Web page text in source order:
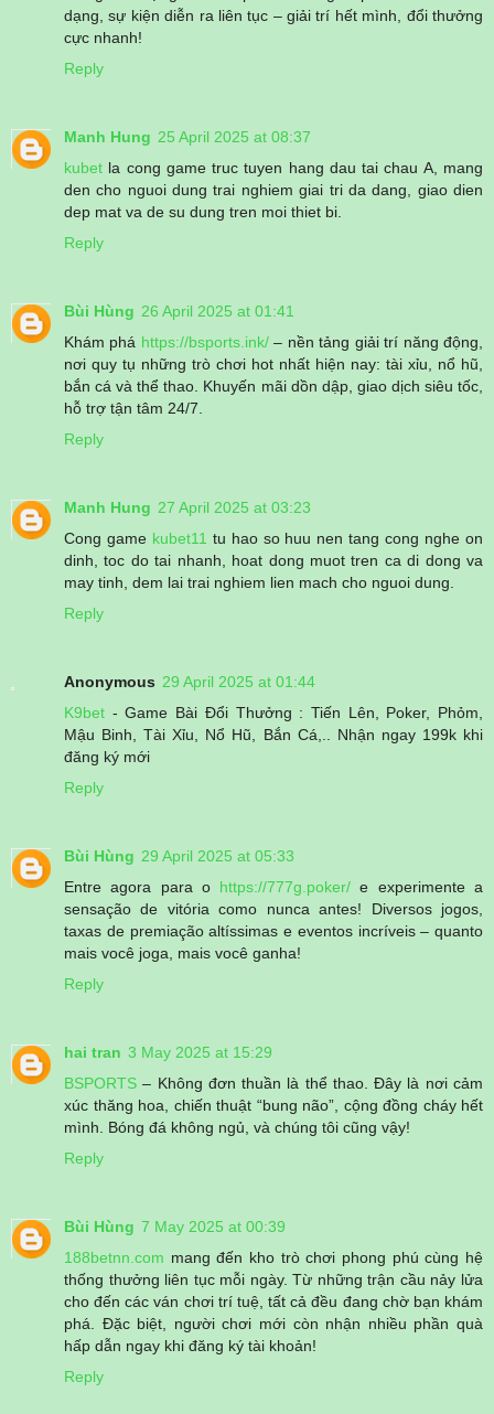
dạng, sự kiện diễn ra liên tục – giải trí hết mình, đổi thưởng
cực nhanh!
Reply
Manh Hung 25 April 2025 at 08:37
kubet la cong game truc tuyen hang dau tai chau A, mang
den cho nguoi dung trai nghiem giai tri da dang, giao dien
dep mat va de su dung tren moi thiet bi.
Reply
Bùi Hùng 26 April 2025 at 01:41
Khám phá https://bsports.ink/– nền tảng giải trí năng động,
nơi quy tụ những trò chơi hot nhất hiện nay: tài xỉu, nổ hũ,
bắn cá và thể thao. Khuyến mãi dồn dập, giao dịch siêu tốc,
hỗ trợ tận tâm 24/7.
Reply
Manh Hung 27 April 2025 at 03:23
Cong game kubet11 tu hao so huu nen tang cong nghe on
dinh, toc do tai nhanh, hoat dong muot tren ca di dong va
may tinh, dem lai trai nghiem lien mach cho nguoi dung.
Reply
Anonymous 29 April 2025 at 01:44
K9bet - Game Bài Đổi Thưởng : Tiến Lên, Poker, Phỏm,
Mậu Binh, Tài Xỉu, Nổ Hũ, Bắn Cá,.. Nhận ngay 199k khi
đăng ký mới
Reply
Bùi Hùng 29 April 2025 at 05:33
Entre agora para o https://777g.poker/ e experimente a
sensação de vitória como nunca antes! Diversos jogos,
taxas de premiação altíssimas e eventos incríveis – quanto
mais você joga, mais você ganha!
Reply
hai tran 3 May 2025 at 15:29
BSPORTS – Không đơn thuần là thể thao. Đây là nơi cảm
xúc thăng hoa, chiến thuật “bung não”, cộng đồng cháy hết
mình. Bóng đá không ngủ, và chúng tôi cũng vậy!
Reply
Bùi Hùng 7 May 2025 at 00:39
188betnn.com mang đến kho trò chơi phong phú cùng hệ
thống thưởng liên tục mỗi ngày. Từ những trận cầu nảy lửa
cho đến các ván chơi trí tuệ, tất cả đều đang chờ bạn khám
phá. Đặc biệt, người chơi mới còn nhận nhiều phần quà
hấp dẫn ngay khi đăng ký tài khoản!
Reply